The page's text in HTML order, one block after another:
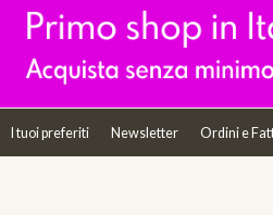
I tuoi preferiti Newsletter Ordini e